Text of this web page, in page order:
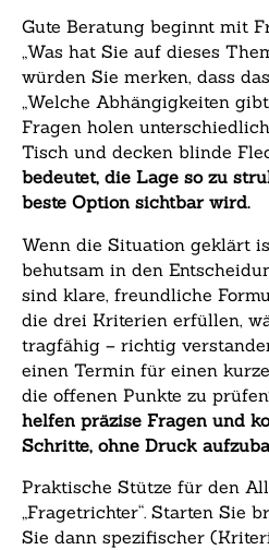
Gute Beratung beginnt mit
„Was hat Sie auf dieses
würden Sie merken, dass
„Welche Abhängigkeiten
Fragen holen
Tisch und decken blinde
bedeutet, die Lage so zu
beste Option sichtbar wird.
Wenn die Situation geklärt
behutsam in den
sind klare, freundliche
die drei Kriterien erfüllen,
tragfähig – richtig
einen Termin für einen
die offenen Punkte zu
helfen präzise Fragen und
Schritte, ohne Druck
Praktische Stütze für den
„Fragetrichter“. Starten Sie
Sie dann spezifischer